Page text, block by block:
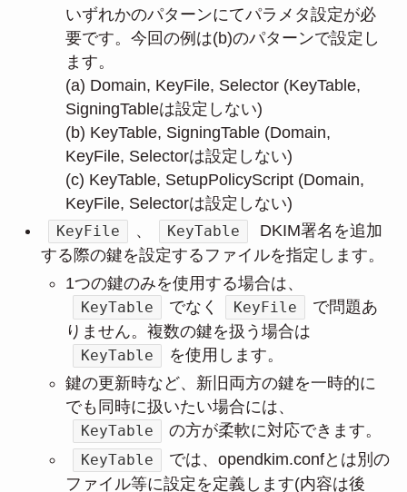
いずれかのパターンにてパラメタ設定が必
要です。今回の例は(b)のパターンで設定し
ます。
(a) Domain, KeyFile, Selector (KeyTable,
SigningTableは設定しない)
(b) KeyTable, SigningTable (Domain,
KeyFile, Selectorは設定しない)
(c) KeyTable, SetupPolicyScript (Domain,
KeyFile, Selectorは設定しない)
KeyFile 、 KeyTable
DKIM署名を追加
する際の鍵を設定するファイルを指定します。
1つの鍵のみを使用する場合は、
KeyTable でなく KeyFile
で問題あ
りません。複数の鍵を扱う場合は
KeyTable
を使用します。
鍵の更新時など、新旧両方の鍵を一時的に
でも同時に扱いたい場合には、
KeyTable の方が柔軟に対応できます。
KeyTable
では、opendkim.confとは別の
ファイル等に設定を定義します(内容は後